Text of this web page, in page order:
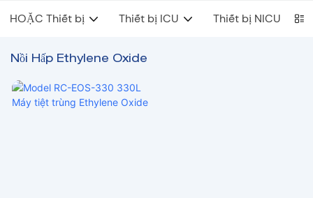
HOẶC Thiết bị Thiết bị ICU Thiết bị NICU
Nồi Hấp Ethylene Oxide